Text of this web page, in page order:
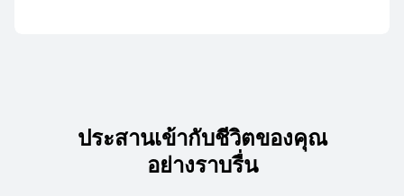
ประสานเข้ากับชีวิตของคุณ
อย่างราบรื่น